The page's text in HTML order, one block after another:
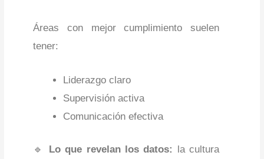
Áreas con mejor cumplimiento suelen
tener:
Liderazgo claro
Supervisión activa
Comunicación efectiva
🔹 Lo que revelan los datos: la cultura